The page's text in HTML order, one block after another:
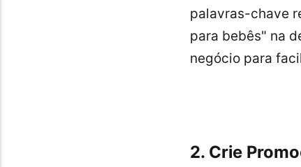
palavras-chave
para bebês" na
negócio para
2. Crie